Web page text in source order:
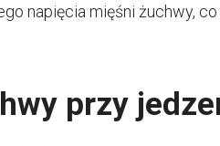
napięcia mięśni żuchwy,
przy